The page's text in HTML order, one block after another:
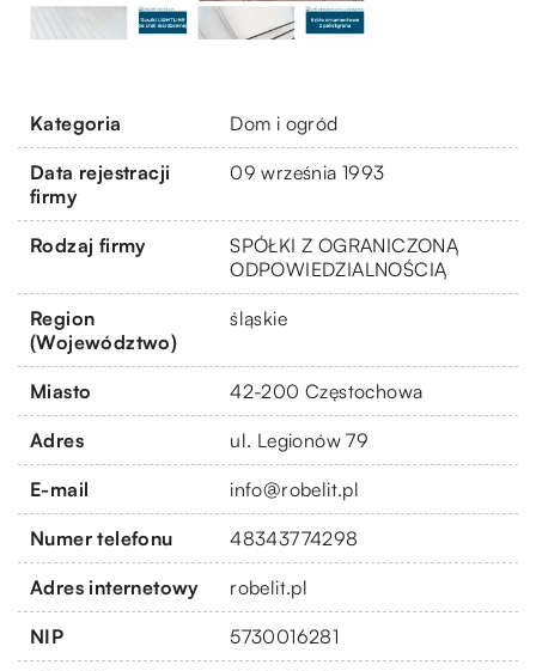
Kategoria Dom i ogród
Data rejestracji
firmy
09 września 1993
Rodzaj firmy
SPÓŁKI Z OGRANICZONĄ
ODPOWIEDZIALNOŚCIĄ
Region
(Województwo)
śląskie
Miasto 42-200 Częstochowa
Adres ul. Legionów 79
E-mail info@robelit.pl
Numer telefonu 48343774298
Adres internetowy robelit.pl
NIP 5730016281